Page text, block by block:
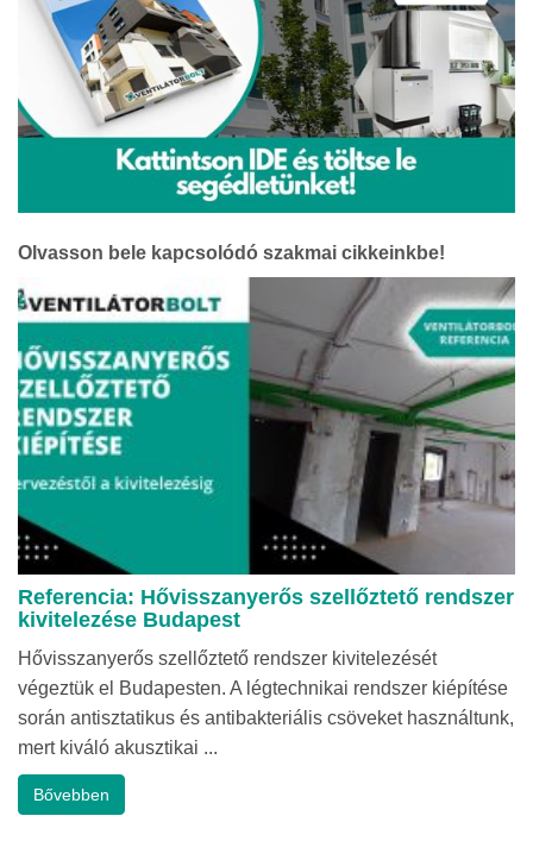
Olvasson bele kapcsolódó szakmai cikkeinkbe!
Referencia: Hővisszanyerős szellőztető rendszer
kivitelezése Budapest
Hővisszanyerős szellőztető rendszer kivitelezését
végeztük el Budapesten. A légtechnikai rendszer kiépítése
során antisztatikus és antibakteriális csöveket használtunk,
mert kiváló akusztikai ...
Bővebben